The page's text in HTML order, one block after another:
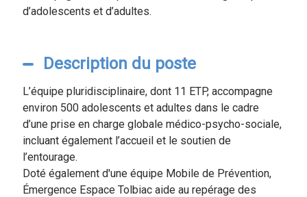
d’adolescents et d’adultes.
Description du poste
L’équipe pluridisciplinaire, dont 11 ETP, accompagne
environ 500 adolescents et adultes dans le cadre
d’une prise en charge globale médico-psycho-sociale,
incluant également l’accueil et le soutien de
l’entourage.
Doté également d'une équipe Mobile de Prévention,
Émergence Espace Tolbiac aide au repérage des